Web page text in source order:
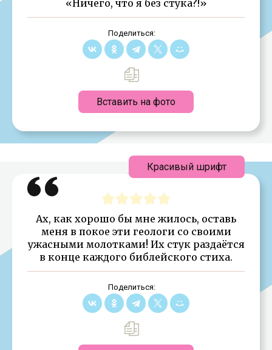
«Ничего, что я без стука?!»
Поделиться:
Вставить на фото
Ах, как хорошо бы мне жилось, оставь
меня в покое эти геологи со своими
ужасными молотками! Их стук раздаётся
в конце каждого библейского стиха.
Поделиться:
Красивый шрифт